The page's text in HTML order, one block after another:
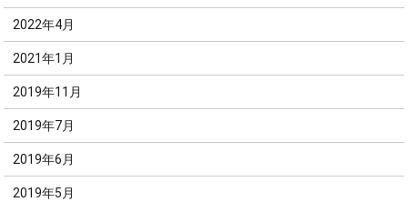
2022年4月
2021年1月
2019年11月
2019年7月
2019年6月
2019年5月